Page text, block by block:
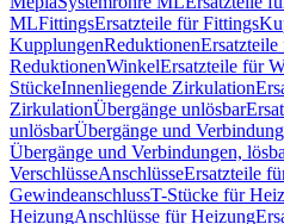
MLFittingsErsatzteile für Fittings
KupplungenReduktionenErsatzteile
ReduktionenWinkelErsatzteile für
StückeInnenliegende Zirkulation
ZirkulationÜbergänge unlösbar
unlösbarÜbergänge und
Übergänge und Verbindungen,
VerschlüsseAnschlüsseErsatzteile
GewindeanschlussT-Stücke für
HeizungAnschlüsse für Heizung